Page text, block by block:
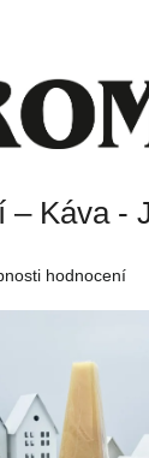
– Káva -
hodnocení